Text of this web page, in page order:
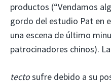
productos (“Vendamos
gordo del estudio Pat en
una escena de último
patrocinadores chinos).
tectosufre debido a su